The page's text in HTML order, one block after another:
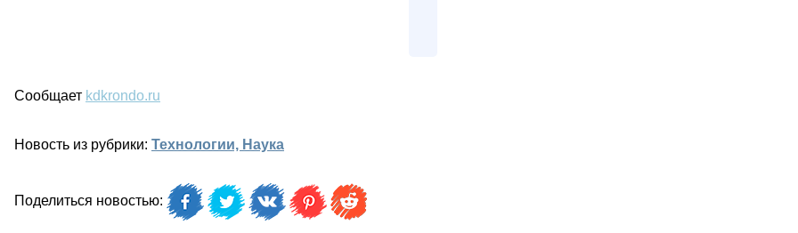
Сообщает kdkrondo.ru
Новость из рубрики: Технологии, Наука
Поделиться новостью: